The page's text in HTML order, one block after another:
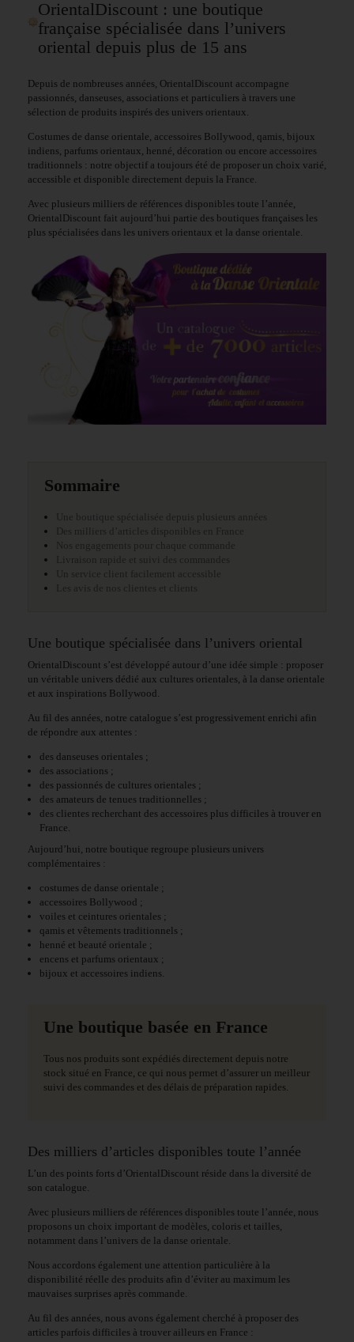
OrientalDiscount : une boutique
française spécialisée dans l’univers
oriental depuis plus de 15 ans
Depuis de nombreuses années, OrientalDiscount accompagne
passionnés, danseuses, associations et particuliers à travers une
sélection de produits inspirés des univers orientaux.
Costumes de danse orientale, accessoires Bollywood, qamis, bijoux
indiens, parfums orientaux, henné, décoration ou encore accessoires
traditionnels : notre objectif a toujours été de proposer un choix varié,
accessible et disponible directement depuis la France.
Avec plusieurs milliers de références disponibles toute l’année,
OrientalDiscount fait aujourd’hui partie des boutiques françaises les
plus spécialisées dans les univers orientaux et la danse orientale.
Sommaire
Une boutique spécialisée depuis plusieurs années
Des milliers d’articles disponibles en France
Nos engagements pour chaque commande
Livraison rapide et suivi des commandes
Un service client facilement accessible
Les avis de nos clientes et clients
Une boutique spécialisée dans l’univers oriental
OrientalDiscount s’est développé autour d’une idée simple : proposer
un véritable univers dédié aux cultures orientales, à la danse orientale
et aux inspirations Bollywood.
Au fil des années, notre catalogue s’est progressivement enrichi afin
de répondre aux attentes :
des danseuses orientales ;
des associations ;
des passionnés de cultures orientales ;
des amateurs de tenues traditionnelles ;
des clientes recherchant des accessoires plus difficiles à trouver en
France.
Aujourd’hui, notre boutique regroupe plusieurs univers
complémentaires :
costumes de danse orientale ;
accessoires Bollywood ;
voiles et ceintures orientales ;
qamis et vêtements traditionnels ;
henné et beauté orientale ;
encens et parfums orientaux ;
bijoux et accessoires indiens.
Une boutique basée en France
Tous nos produits sont expédiés directement depuis notre
stock situé en France, ce qui nous permet d’assurer un meilleur
suivi des commandes et des délais de préparation rapides.
Des milliers d’articles disponibles toute l’année
L’un des points forts d’OrientalDiscount réside dans la diversité de
son catalogue.
Avec plusieurs milliers de références disponibles toute l’année, nous
proposons un choix important de modèles, coloris et tailles,
notamment dans l’univers de la danse orientale.
Nous accordons également une attention particulière à la
disponibilité réelle des produits afin d’éviter au maximum les
mauvaises surprises après commande.
Au fil des années, nous avons également cherché à proposer des
articles parfois difficiles à trouver ailleurs en France :